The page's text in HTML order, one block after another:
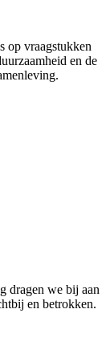
op vraagstukken
en de
dragen we bij aan
en betrokken.